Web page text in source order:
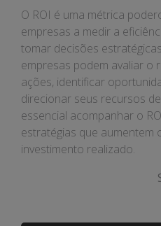
O ROI é uma métrica
empresas a medir a
tomar decisões
empresas podem avaliar o
ações, identificar
direcionar seus recursos
essencial acompanhar o
estratégias que
investimento realizado.